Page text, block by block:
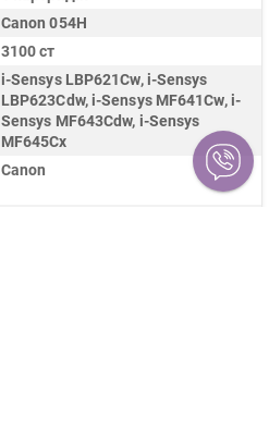
Canon 054H
3100 ст
i-Sensys LBP621Cw, i-Sensys
LBP623Cdw, i-Sensys MF641Cw, i-
Sensys MF643Cdw, i-Sensys
MF645Cx
Canon